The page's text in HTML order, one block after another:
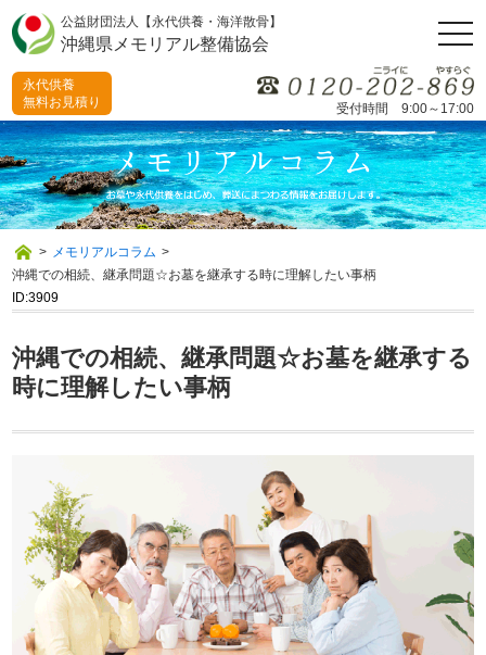
公益財団法人【永代供養・海洋散骨】
沖縄県メモリアル整備協会
受付時間 9:00～17:00
永代供養
無料お見積り
> メモリアルコラム >
沖縄での相続、継承問題☆お墓を継承する時に理解したい事柄
ID:3909
沖縄での相続、継承問題☆お墓を継承する
時に理解したい事柄